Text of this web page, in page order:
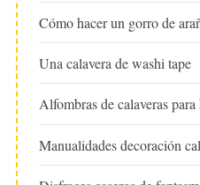
Cómo hacer un gorro de
Una calavera de washi tape
Alfombras de calaveras
Manualidades decoración